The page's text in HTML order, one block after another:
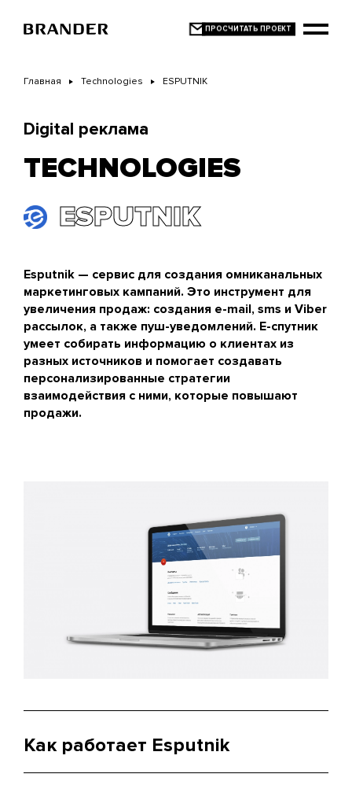
основному
Главная Technologies ESPUTNIK
Digital реклама
TECHNOLOGIES
ESPUTNIK
Esputnik — сервис для создания омниканальных
маркетинговых кампаний. Это инструмент для
увеличения продаж: создания e-mail, sms и Viber
рассылок, а также пуш-уведомлений. Е-спутник
умеет собирать информацию о клиентах из
разных источников и помогает создавать
персонализированные стратегии
взаимодействия с ними, которые повышают
продажи.
Как работает Esputnik